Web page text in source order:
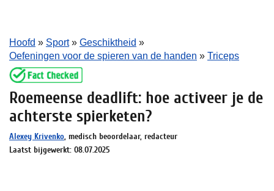
Hoofd » Sport» Geschiktheid »
Oefeningen voor de spieren van de handen » Triceps
Roemeense deadlift: hoe activeer je de
achterste spierketen?
Alexey Krivenko, medisch beoordelaar, redacteur
Laatst bijgewerkt: 08.07.2025